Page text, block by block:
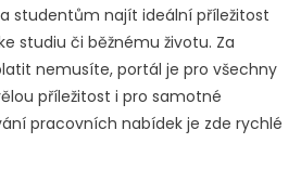
studentům najít ideální příležitost
studiu či běžnému životu. Za
nemusíte, portál je pro všechny
příležitost i pro samotné
pracovních nabídek je zde rychlé